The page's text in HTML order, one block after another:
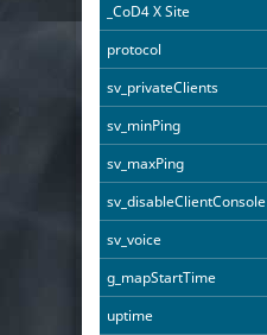
_CoD4 X Site
protocol
sv_privateClients
sv_minPing
sv_maxPing
sv_disableClientConsole
sv_voice
g_mapStartTime
uptime